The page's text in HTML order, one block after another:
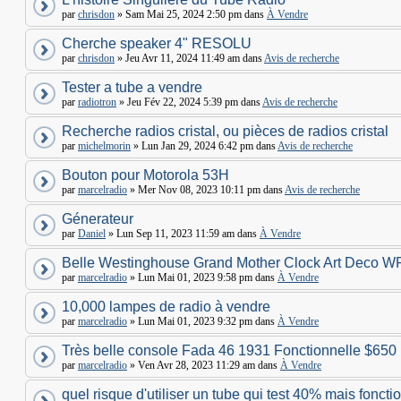
par chrisdon » Sam Mai 25, 2024 2:50 pm dans À Vendre
Cherche speaker 4" RESOLU
par chrisdon » Jeu Avr 11, 2024 11:49 am dansAvis de recherche
Tester a tube a vendre
par radiotron » Jeu Fév 22, 2024 5:39 pm dansAvis de recherche
Recherche radios cristal, ou pièces de radios cristal
par michelmorin » Lun Jan 29, 2024 6:42 pm dansAvis de recherche
Bouton pour Motorola 53H
par marcelradio » Mer Nov 08, 2023 10:11 pm dansAvis de recherche
Génerateur
par Daniel » Lun Sep 11, 2023 11:59 am dans À Vendre
Belle Westinghouse Grand Mother Clock Art Deco
par marcelradio » Lun Mai 01, 2023 9:58 pm dans À Vendre
10,000 lampes de radio à vendre
par marcelradio » Lun Mai 01, 2023 9:32 pm dans À Vendre
Très belle console Fada 46 1931 Fonctionnelle $650
par marcelradio » Ven Avr 28, 2023 11:29 am dans À Vendre
quel risque d'utiliser un tube qui test 40% mais